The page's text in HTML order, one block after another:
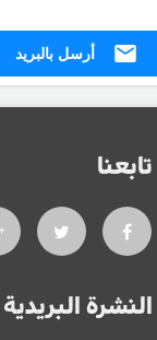
أرسل بالبريد
تابعنا
النشرة البريدية